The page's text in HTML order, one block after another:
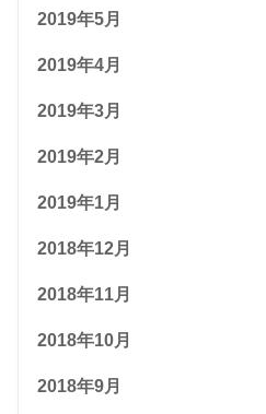
2019年5月
2019年4月
2019年3月
2019年2月
2019年1月
2018年12月
2018年11月
2018年10月
2018年9月